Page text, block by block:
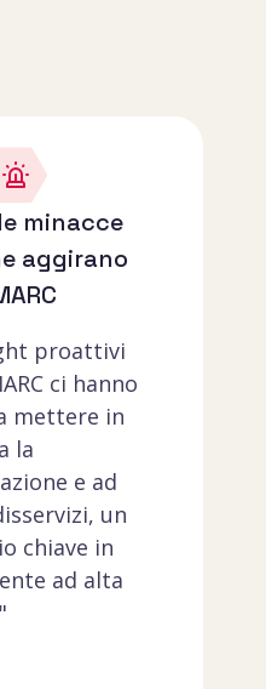
minacce
aggirano
proattivi
ci hanno
mettere in
la
e ad
un
chiave in
ad alta